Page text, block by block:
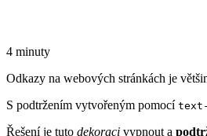
4 minuty
Odkazy na webových stránkách je
S podtržením vytvořeným pomocí
Řešení je tuto dekoraci vypnout a